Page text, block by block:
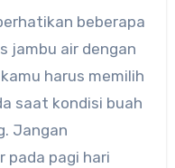
beberapa
jambu air dengan
harus memilih
saat kondisi buah
Jangan
pada pagi hari